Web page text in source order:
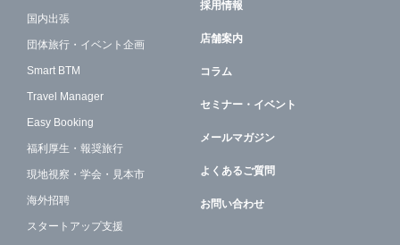
国内出張
団体旅行・イベント企画
Smart BTM
Travel Manager
Easy Booking
福利厚生・報奨旅行
現地視察・学会・見本市
海外招聘
スタートアップ支援
採用情報
店舗案内
コラム
セミナー・イベント
メールマガジン
よくあるご質問
お問い合わせ